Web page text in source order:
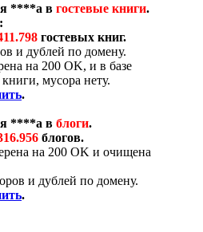
****а в гостевые книги.
гостевых книг.
и дублей по домену.
на 200 OK, и в базе
мусора нету.
.
****а в блоги.
блогов.
на 200 OK и очищена
и дублей по домену.
.